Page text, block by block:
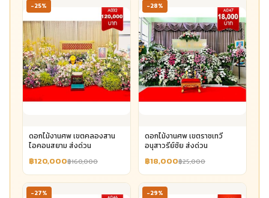
-25%
ดอกไม้งานศพ เขตคลองสาน
ไอคอนสยาม ส่งด่วน
฿120,000฿160,000
-28%
ดอกไม้งานศพ เขตราชเทวี
อนุสาวรีย์ชัย ส่งด่วน
฿18,000฿25,000
-27% -29%